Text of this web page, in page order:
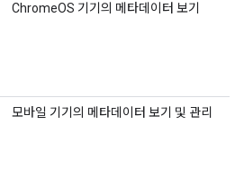
ChromeOS 기기의 메타데이터 보기
모바일 기기의 메타데이터 보기 및 관리